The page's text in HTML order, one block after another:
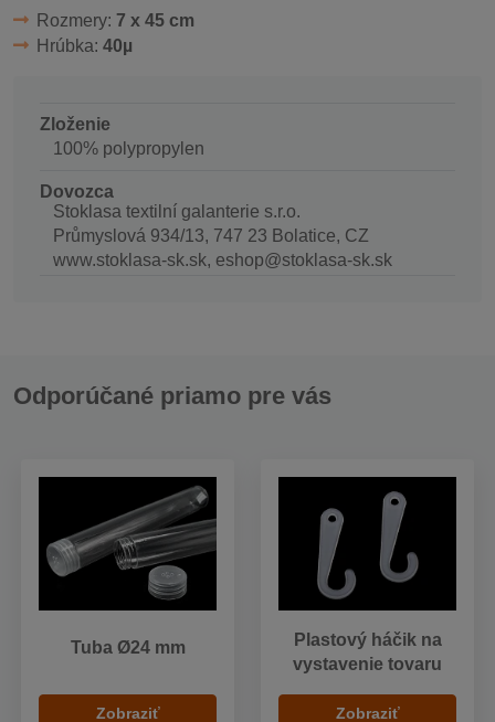
Rozmery: 7 x 45 cm
Hrúbka: 40µ
Zloženie
100% polypropylen
Dovozca
Stoklasa textilní galanterie s.r.o.
Průmyslová 934/13, 747 23 Bolatice, CZ
www.stoklasa-sk.sk, eshop@stoklasa-sk.sk
Odporúčané priamo pre vás
Tuba Ø24 mm
Zobraziť
Plastový háčik na
vystavenie tovaru
Zobraziť